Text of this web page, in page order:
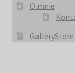
O mnie
GalleryStore